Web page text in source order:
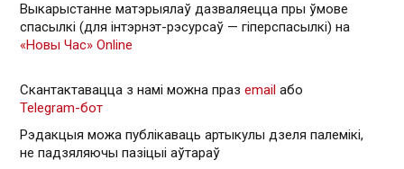
Выкарыстанне матэрыялаў дазваляецца пры ўмове
спасылкі (для інтэрнэт-рэсурсаў — гiперспасылкi) на
«Новы Час» Online
Скантактавацца з намі можна праз email або
Telegram-бот
Рэдакцыя можа публікаваць артыкулы дзеля палемікі,
не падзяляючы пазіцыі аўтараў